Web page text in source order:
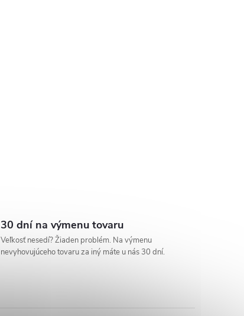
30 dní na výmenu tovaru
Veľkosť nesedí? Žiaden problém. Na výmenu
nevyhovujúceho tovaru za iný máte u nás 30 dní.